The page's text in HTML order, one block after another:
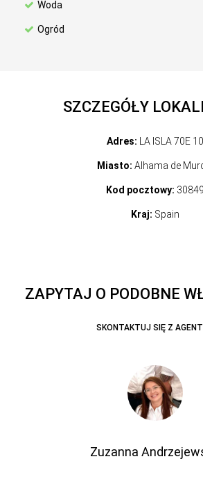
Woda
Ogród
SZCZEGÓŁY
Adres: LA ISLA 70E 10
Miasto: Alhama de
Kod pocztowy: 30849
Kraj: Spain
ZAPYTAJ O PODOBNE
SKONTAKTUJ SIĘ Z
Zuzanna